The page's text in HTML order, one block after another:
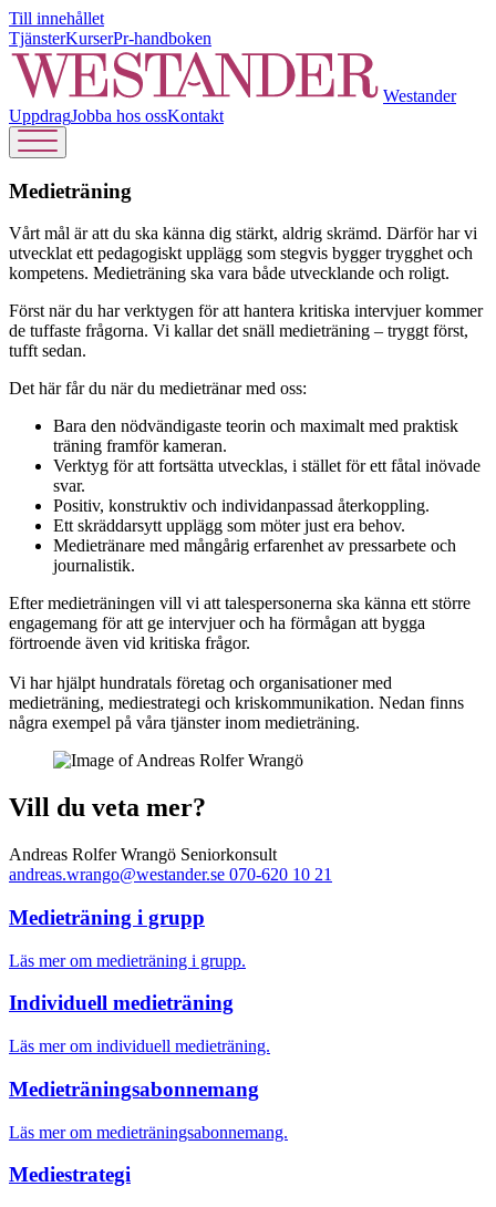
Till innehållet
TjänsterKurserPr-handboken
Westander
UppdragJobba hos ossKontakt
Medieträning
Vårt mål är att du ska känna dig stärkt, aldrig skrämd. Därför har vi
utvecklat ett pedagogiskt upplägg som stegvis bygger trygghet och
kompetens. Medieträning ska vara både utvecklande och roligt.
Först när du har verktygen för att hantera kritiska intervjuer kommer
de tuffaste frågorna. Vi kallar det snäll medieträning – tryggt först,
tufft sedan.
Det här får du när du medietränar med oss:
Bara den nödvändigaste teorin och maximalt med praktisk
träning framför kameran.
Verktyg för att fortsätta utvecklas, i stället för ett fåtal inövade
svar.
Positiv, konstruktiv och individanpassad återkoppling.
Ett skräddarsytt upplägg som möter just era behov.
Medietränare med mångårig erfarenhet av pressarbete och
journalistik.
Efter medieträningen vill vi att talespersonerna ska känna ett större
engagemang för att ge intervjuer och ha förmågan att bygga
förtroende även vid kritiska frågor.
Vi har hjälpt hundratals företag och organisationer med
medieträning, mediestrategi och kriskommunikation. Nedan finns
några exempel på våra tjänster inom medieträning.
Vill du veta mer?
Andreas Rolfer Wrangö Seniorkonsult
andreas.wrango@westander.se 070-620 10 21
Medieträning i grupp
Läs mer om medieträning i grupp.
Individuell medieträning
Läs mer om individuell medieträning.
Medietränings­abonnemang
Läs mer om medieträningsabonnemang.
Mediestrategi